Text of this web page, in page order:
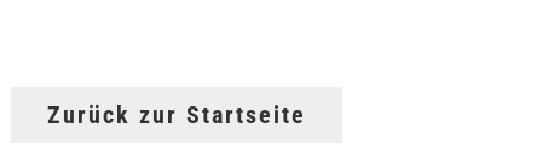
Zurück zur Startseite